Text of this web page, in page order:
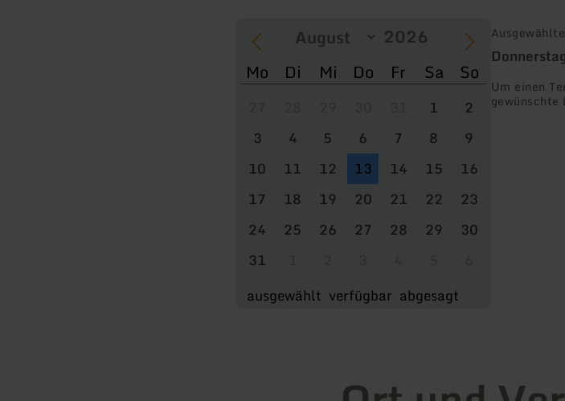
Mo Di Mi Do Fr Sa So
1
2
3
4 5 6 7 8
9
10
11 12 13 14 15
16
17
18 19 20 21 22
23
24
25 26 27 28 29
30
31
ausgewählt verfügbar abgesagt
Um einen
gewünschte